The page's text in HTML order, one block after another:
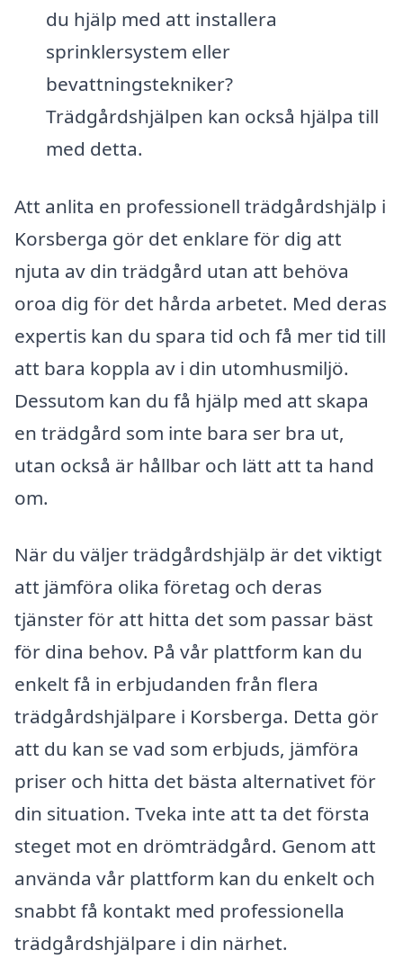
du hjälp med att installera
sprinklersystem eller
bevattningstekniker?
Trädgårdshjälpen kan också hjälpa till
med detta.
Att anlita en professionell trädgårdshjälp i
Korsberga gör det enklare för dig att
njuta av din trädgård utan att behöva
oroa dig för det hårda arbetet. Med deras
expertis kan du spara tid och få mer tid till
att bara koppla av i din utomhusmiljö.
Dessutom kan du få hjälp med att skapa
en trädgård som inte bara ser bra ut,
utan också är hållbar och lätt att ta hand
om.
När du väljer trädgårdshjälp är det viktigt
att jämföra olika företag och deras
tjänster för att hitta det som passar bäst
för dina behov. På vår plattform kan du
enkelt få in erbjudanden från flera
trädgårdshjälpare i Korsberga. Detta gör
att du kan se vad som erbjuds, jämföra
priser och hitta det bästa alternativet för
din situation. Tveka inte att ta det första
steget mot en drömträdgård. Genom att
använda vår plattform kan du enkelt och
snabbt få kontakt med professionella
trädgårdshjälpare i din närhet.